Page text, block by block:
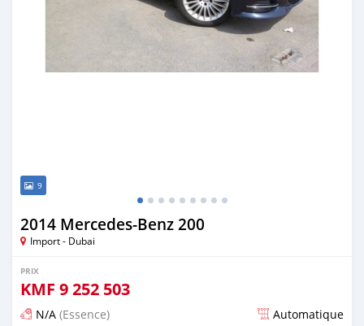
9
2014 Mercedes-Benz 200
Import - Dubai
PRIX
KMF 9 252 503
N/A (Essence) Automatique